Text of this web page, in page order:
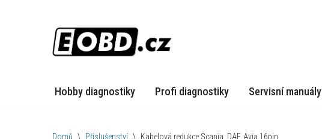
Hobby diagnostiky Profi diagnostiky Servisní manuály
Domů \ Příslušenství \ Kabelová redukce Scania, DAF, Avia 16pin